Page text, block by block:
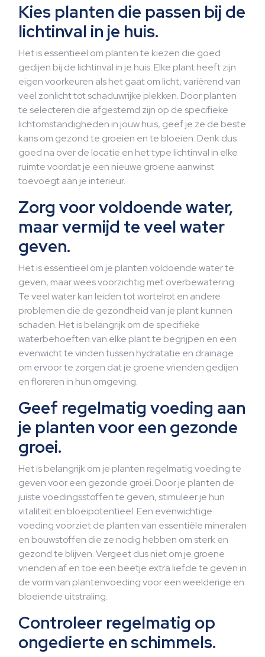
Kies planten die passen bij de
lichtinval in je huis.
Het is essentieel om planten te kiezen die goed
gedijen bij de lichtinval in je huis. Elke plant heeft zijn
eigen voorkeuren als het gaat om licht, variërend van
veel zonlicht tot schaduwrijke plekken. Door planten
te selecteren die afgestemd zijn op de specifieke
lichtomstandigheden in jouw huis, geef je ze de beste
kans om gezond te groeien en te bloeien. Denk dus
goed na over de locatie en het type lichtinval in elke
ruimte voordat je een nieuwe groene aanwinst
toevoegt aan je interieur.
Zorg voor voldoende water,
maar vermijd te veel water
geven.
Het is essentieel om je planten voldoende water te
geven, maar wees voorzichtig met overbewatering.
Te veel water kan leiden tot wortelrot en andere
problemen die de gezondheid van je plant kunnen
schaden. Het is belangrijk om de specifieke
waterbehoeften van elke plant te begrijpen en een
evenwicht te vinden tussen hydratatie en drainage
om ervoor te zorgen dat je groene vrienden gedijen
en floreren in hun omgeving.
Geef regelmatig voeding aan
je planten voor een gezonde
groei.
Het is belangrijk om je planten regelmatig voeding te
geven voor een gezonde groei. Door je planten de
juiste voedingsstoffen te geven, stimuleer je hun
vitaliteit en bloeipotentieel. Een evenwichtige
voeding voorziet de planten van essentiële mineralen
en bouwstoffen die ze nodig hebben om sterk en
gezond te blijven. Vergeet dus niet om je groene
vrienden af en toe een beetje extra liefde te geven in
de vorm van plantenvoeding voor een weelderige en
bloeiende uitstraling.
Controleer regelmatig op
ongedierte en schimmels.